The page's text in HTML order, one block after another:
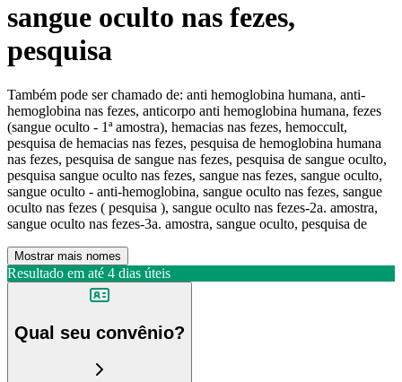
sangue oculto nas fezes,
pesquisa
Também pode ser chamado de: anti hemoglobina humana, anti-
hemoglobina nas fezes, anticorpo anti hemoglobina humana, fezes
(sangue oculto - 1ª amostra), hemacias nas fezes, hemoccult,
pesquisa de hemacias nas fezes, pesquisa de hemoglobina humana
nas fezes, pesquisa de sangue nas fezes, pesquisa de sangue oculto,
pesquisa sangue oculto nas fezes, sangue nas fezes, sangue oculto,
sangue oculto - anti-hemoglobina, sangue oculto nas fezes, sangue
oculto nas fezes ( pesquisa ), sangue oculto nas fezes-2a. amostra,
sangue oculto nas fezes-3a. amostra, sangue oculto, pesquisa de
Mostrar mais nomes
Resultado em até 4 dias úteis
Qual seu convênio?